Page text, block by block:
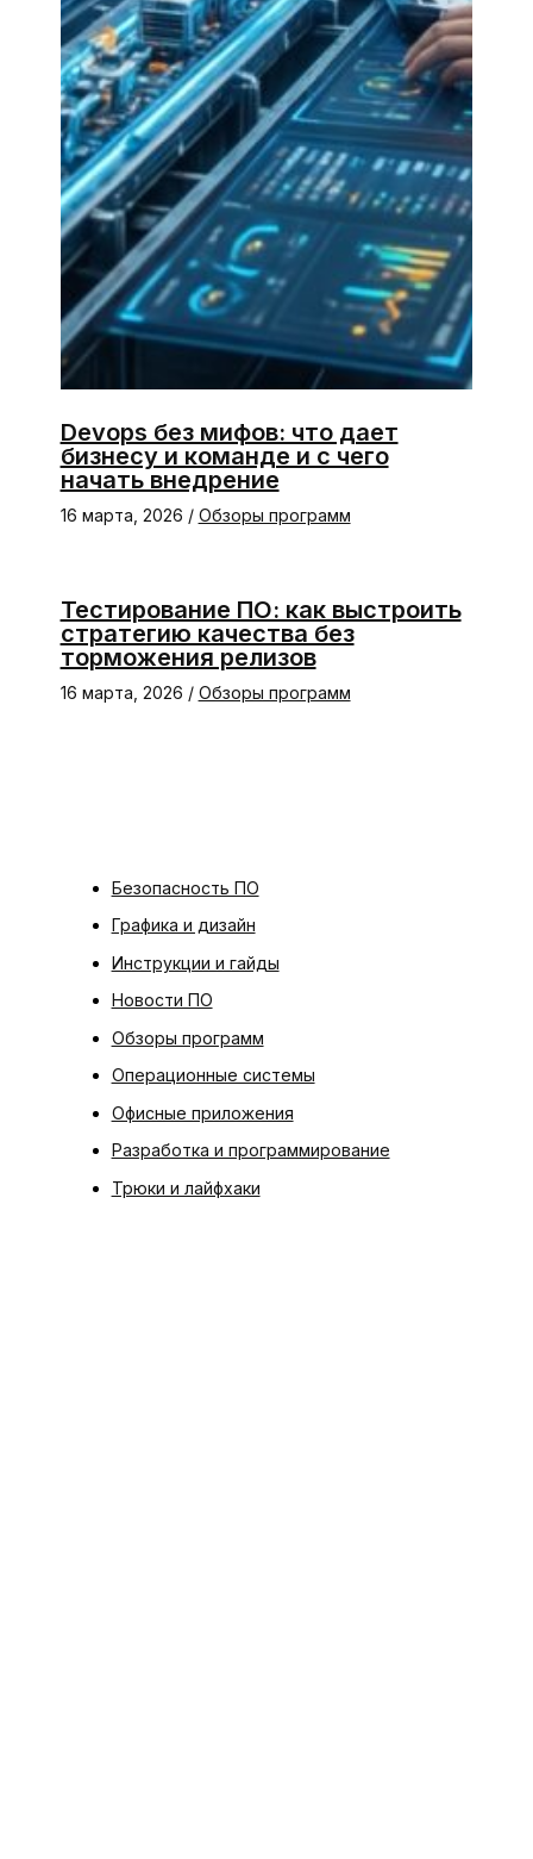
Devops без мифов: что дает
бизнесу и команде и с чего
начать внедрение
16 марта, 2026 / Обзоры программ
Тестирование ПО: как выстроить
стратегию качества без
торможения релизов
16 марта, 2026 / Обзоры программ
Безопасность ПО
Графика и дизайн
Инструкции и гайды
Новости ПО
Обзоры программ
Операционные системы
Офисные приложения
Разработка и программирование
Трюки и лайфхаки